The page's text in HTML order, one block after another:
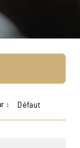
: Défaut